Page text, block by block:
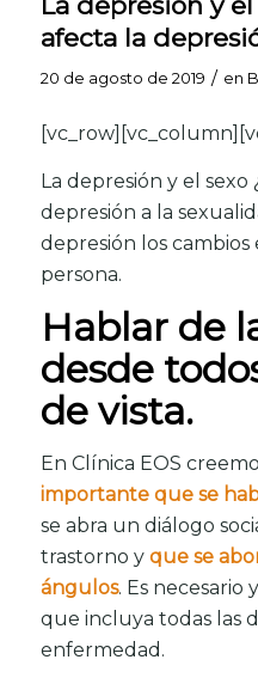
afecta la
20 de agosto de 2019 / en
La depresión y el sexo
depresión a la
depresión los
persona.
Hablar de
desde
de vista.
En Clínica EOS
importante que se
se abra un diálogo
trastorno y que se
ángulos. Es necesario
que incluya todas las
enfermedad.